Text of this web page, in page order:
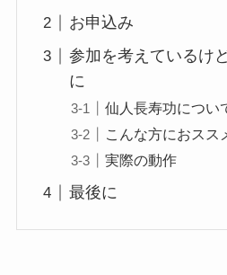
お申込み
参加を考えているけ
に
仙人長寿功につい
こんな方におスス
実際の動作
最後に